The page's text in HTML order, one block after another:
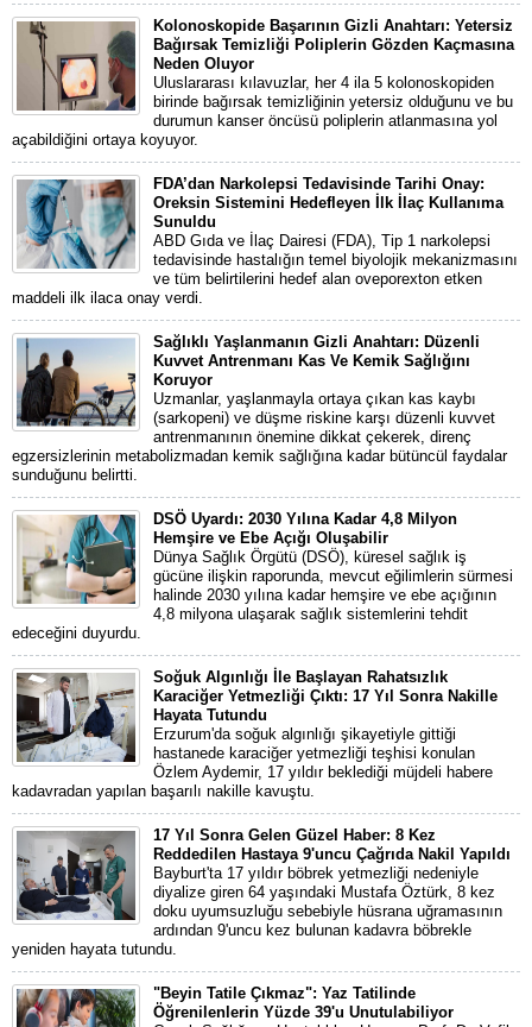
Kolonoskopide Başarının Gizli Anahtarı: Yetersiz
Bağırsak Temizliği Poliplerin Gözden Kaçmasına
Neden Oluyor
Uluslararası kılavuzlar, her 4 ila 5 kolonoskopiden
birinde bağırsak temizliğinin yetersiz olduğunu ve bu
durumun kanser öncüsü poliplerin atlanmasına yol
açabildiğini ortaya koyuyor.
FDA’dan Narkolepsi Tedavisinde Tarihi Onay:
Oreksin Sistemini Hedefleyen İlk İlaç Kullanıma
Sunuldu
ABD Gıda ve İlaç Dairesi (FDA), Tip 1 narkolepsi
tedavisinde hastalığın temel biyolojik mekanizmasını
ve tüm belirtilerini hedef alan oveporexton etken
maddeli ilk ilaca onay verdi.
Sağlıklı Yaşlanmanın Gizli Anahtarı: Düzenli
Kuvvet Antrenmanı Kas Ve Kemik Sağlığını
Koruyor
Uzmanlar, yaşlanmayla ortaya çıkan kas kaybı
(sarkopeni) ve düşme riskine karşı düzenli kuvvet
antrenmanının önemine dikkat çekerek, direnç
egzersizlerinin metabolizmadan kemik sağlığına kadar bütüncül faydalar
sunduğunu belirtti.
DSÖ Uyardı: 2030 Yılına Kadar 4,8 Milyon
Hemşire ve Ebe Açığı Oluşabilir
Dünya Sağlık Örgütü (DSÖ), küresel sağlık iş
gücüne ilişkin raporunda, mevcut eğilimlerin sürmesi
halinde 2030 yılına kadar hemşire ve ebe açığının
4,8 milyona ulaşarak sağlık sistemlerini tehdit
edeceğini duyurdu.
Soğuk Algınlığı İle Başlayan Rahatsızlık
Karaciğer Yetmezliği Çıktı: 17 Yıl Sonra Nakille
Hayata Tutundu
Erzurum'da soğuk algınlığı şikayetiyle gittiği
hastanede karaciğer yetmezliği teşhisi konulan
Özlem Aydemir, 17 yıldır beklediği müjdeli habere
kadavradan yapılan başarılı nakille kavuştu.
17 Yıl Sonra Gelen Güzel Haber: 8 Kez
Reddedilen Hastaya 9'uncu Çağrıda Nakil Yapıldı
Bayburt'ta 17 yıldır böbrek yetmezliği nedeniyle
diyalize giren 64 yaşındaki Mustafa Öztürk, 8 kez
doku uyumsuzluğu sebebiyle hüsrana uğramasının
ardından 9'uncu kez bulunan kadavra böbrekle
yeniden hayata tutundu.
"Beyin Tatile Çıkmaz": Yaz Tatilinde
Öğrenilenlerin Yüzde 39'u Unutulabiliyor